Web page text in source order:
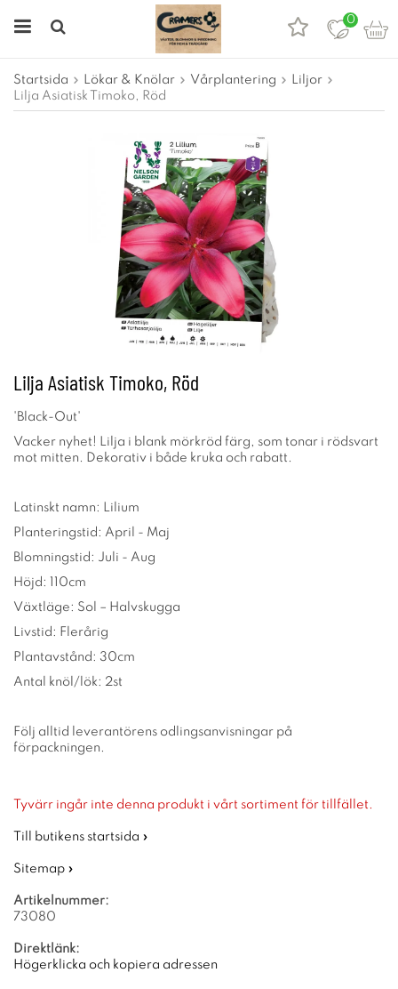
0
Startsida Lökar & Knölar Vårplantering
Liljor
Lilja Asiatisk Timoko, Röd
Lilja Asiatisk Timoko, Röd
'Black-Out'
Vacker nyhet! Lilja i blank mörkröd färg, som tonar i rödsvart
mot mitten. Dekorativ i både kruka och rabatt.
Latinskt namn: Lilium
Planteringstid: April - Maj
Blomningstid: Juli - Aug
Höjd: 110cm
Växtläge: Sol – Halvskugga
Livstid: Flerårig
Plantavstånd: 30cm
Antal knöl/lök: 2st
Följ alltid leverantörens odlingsanvisningar på
förpackningen.
Tyvärr ingår inte denna produkt i vårt sortiment för tillfället.
Till butikens startsida »
Sitemap »
Artikelnummer:
73080
Direktlänk:
Högerklicka och kopiera adressen